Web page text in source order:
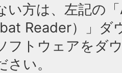
い方は、左記の
Reader）」ダ
フトウェアをダ
さい。